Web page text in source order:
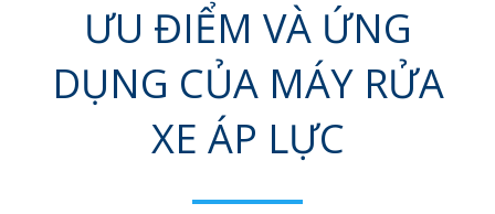
ƯU ĐIỂM VÀ ỨNG
DỤNG CỦA MÁY RỬA
XE ÁP LỰC